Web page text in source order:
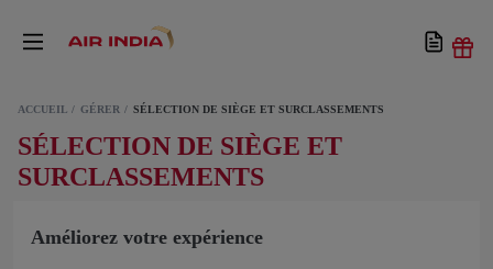
ACCUEIL GÉRER SÉLECTION DE SIÈGE ET SURCLASSEMENTS
SÉLECTION DE SIÈGE ET
SURCLASSEMENTS
Améliorez votre expérience